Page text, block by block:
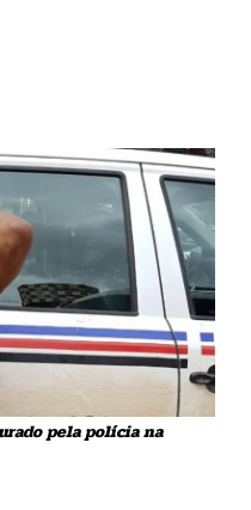
pela polícia na